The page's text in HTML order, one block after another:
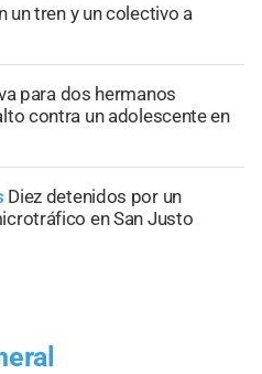
un tren y un colectivo a
para dos hermanos
contra un adolescente en
Diez detenidos por un
en San Justo